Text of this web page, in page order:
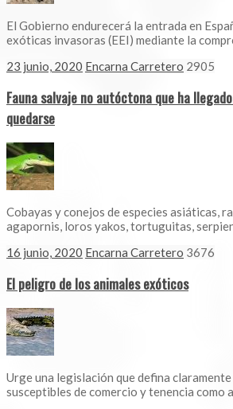
El Gobierno endurecerá la entrada en
exóticas invasoras (EEI) mediante la
23 junio, 2020 Encarna Carretero 2905
Fauna salvaje no autóctona que ha
quedarse
Cobayas y conejos de especies asiáticas,
agapornis, loros yakos, tortuguitas,
16 junio, 2020 Encarna Carretero 3676
El peligro de los animales exóticos
Urge una legislación que defina claramente
susceptibles de comercio y tenencia como